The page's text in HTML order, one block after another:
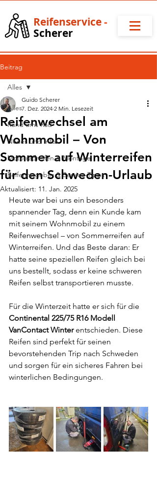
Reifenservice-
Scherer
Beitrag
Alles
Rund ums Rad
Neues und Infos
Motorradreifen & Montage
Reifenratgeber & Service-Tipps
Alles
Reifenwechsel am
Wohnmobil – Von
Sommer auf Winterreifen
für den Schweden-Urlaub
Guido Scherer
7. Dez. 2024 2 Min. Lesezeit
Aktualisiert: 11. Jan. 2025
Heute war bei uns ein besonders
spannender Tag, denn ein Kunde kam
mit seinem Wohnmobil zu einem
Reifenwechsel – von Sommerreifen auf
Winterreifen. Und das Beste daran: Er
hatte seine speziellen Reifen gleich bei
uns bestellt, sodass er keine schweren
Reifen selbst transportieren musste.
Für die Winterzeit hatte er sich für die
Continental 225/75 R16 Modell
VanContact Winter entschieden. Diese
Reifen sind perfekt für seinen
bevorstehenden Trip nach Schweden
und sorgen für ein sicheres Fahren bei
winterlichen Bedingungen.